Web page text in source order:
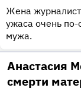
Жена
ужаса очень по-
мужа.
Анастасия
смерти